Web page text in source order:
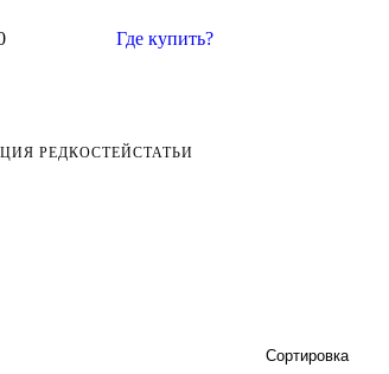
Где купить?
РЕДКОСТЕЙСТАТЬИ
Сортировка